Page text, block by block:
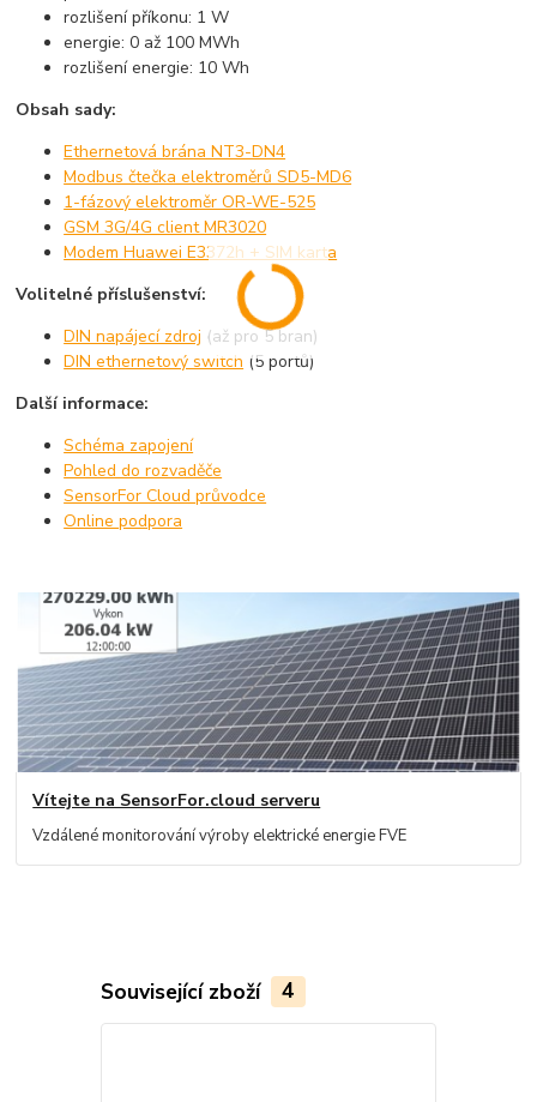
rozlišení příkonu: 1 W
energie: 0 až 100 MWh
rozlišení energie: 10 Wh
Obsah sady:
Ethernetová brána NT3-DN4
Modbus čtečka elektroměrů SD5-MD6
1-fázový elektroměr OR-WE-525
GSM 3G/4G client MR3020
Modem Huawei E3372h + SIM karta
Volitelné příslušenství:
DIN napájecí zdroj (až pro 5 bran)
DIN ethernetový switch (5 portů)
Další informace:
Schéma zapojení
Pohled do rozvaděče
SensorFor Cloud průvodce
Online podpora
Vítejte na SensorFor.cloud serveru
Vzdálené monitorování výroby elektrické energie FVE
Související zboží 4